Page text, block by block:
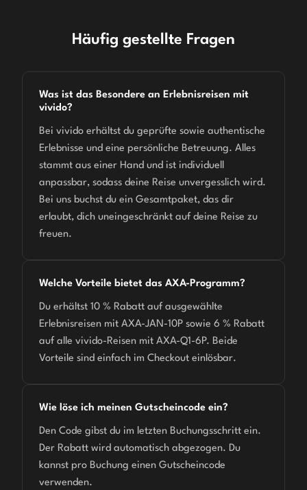
Häufig gestellte Fragen
Was ist das Besondere an Erlebnisreisen mit
vivido?
Bei vivido erhältst du geprüfte sowie authentische
Erlebnisse und eine persönliche Betreuung. Alles
stammt aus einer Hand und ist individuell
anpassbar, sodass deine Reise unvergesslich wird.
Bei uns buchst du ein Gesamtpaket, das dir
erlaubt, dich uneingeschränkt auf deine Reise zu
freuen.
Welche Vorteile bietet das AXA-Programm?
Du erhältst 10 % Rabatt auf ausgewählte
Erlebnisreisen mit AXA-JAN-10P sowie 6 % Rabatt
auf alle vivido-Reisen mit AXA-Q1-6P. Beide
Vorteile sind einfach im Checkout einlösbar.
Wie löse ich meinen Gutscheincode ein?
Den Code gibst du im letzten Buchungsschritt ein.
Der Rabatt wird automatisch abgezogen. Du
kannst pro Buchung einen Gutscheincode
verwenden.